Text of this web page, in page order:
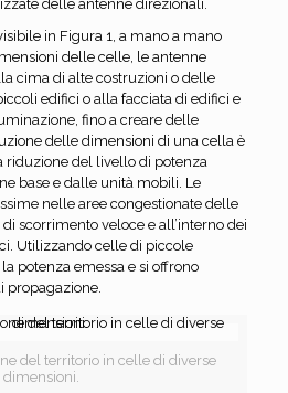
delle antenne direzionali.
in Figura 1, a mano a mano
delle celle, le antenne
cima di alte costruzioni o delle
edifici o alla facciata di edifici e
fino a creare delle
delle dimensioni di una cella è
riduzione del livello di potenza
base e dalle unità mobili. Le
nelle aree congestionate delle
scorrimento veloce e all’interno dei
Utilizzando celle di piccole
potenza emessa e si offrono
propagazione.
del territorio in celle di diverse
dimensioni.